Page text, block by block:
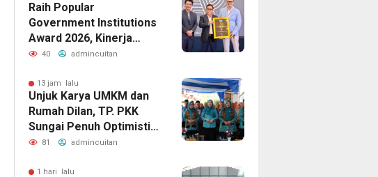
Raih Popular
Government Institutions
Award 2026, Kinerja
Komunikasi Publik
Kembali Diakui
40 admincuitan
13 jam lalu
Unjuk Karya UMKM dan
Rumah Dilan, TP. PKK
Sungai Penuh Optimistis
Raih Juara di Tingkat
81 admincuitan
1 hari lalu